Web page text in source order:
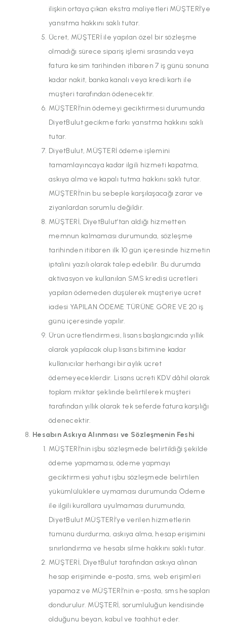
ilişkin ortaya çıkan ekstra maliyetleri MÜŞTERİ’ye
yansıtma hakkını saklı tutar.
Ücret, MÜŞTERİ ile yapılan özel bir sözleşme
olmadığı sürece sipariş işlemi sırasında veya
fatura kesim tarihinden itibaren 7 iş günü sonuna
kadar nakit, banka kanalı veya kredi kartı ile
müşteri tarafından ödenecektir.
MÜŞTERİ’nin ödemeyi geciktirmesi durumunda
DiyetBulut gecikme farkı yansıtma hakkını saklı
tutar.
DiyetBulut, MÜŞTERİ ödeme işlemini
tamamlayıncaya kadar ilgili hizmeti kapatma,
askıya alma ve kapalı tutma hakkını saklı tutar.
MÜŞTERİ’nin bu sebeple karşılaşacağı zarar ve
ziyanlardan sorumlu değildir.
MÜŞTERİ, DiyetBulut’tan aldığı hizmetten
memnun kalmaması durumunda, sözleşme
tarihinden itibaren ilk 10 gün içeresinde hizmetin
iptalini yazılı olarak talep edebilir. Bu durumda
aktivasyon ve kullanılan SMS kredisi ücretleri
yapılan ödemeden düşülerek müşteriye ücret
iadesi YAPILAN ÖDEME TÜRÜNE GÖRE VE 20 iş
günü içeresinde yapılır.
Ürün ücretlendirmesi, lisans başlangıcında yıllık
olarak yapılacak olup lisans bitimine kadar
kullanıcılar herhangi bir aylık ücret
ödemeyeceklerdir. Lisans ücreti KDV dâhil olarak
toplam miktar şeklinde belirtilerek müşteri
tarafından yıllık olarak tek seferde fatura karşılığı
ödenecektir.
Hesabın Askıya Alınması ve Sözleşmenin Feshi
MÜŞTERİ’nin işbu sözleşmede belirtildiği şekilde
ödeme yapmaması, ödeme yapmayı
geciktirmesi yahut işbu sözleşmede belirtilen
yükümlülüklere uymaması durumunda Ödeme
ile ilgili kurallara uyulmaması durumunda,
DiyetBulut MÜŞTERİ’ye verilen hizmetlerin
tümünü durdurma, askıya alma, hesap erişimini
sınırlandırma ve hesabı silme hakkını saklı tutar.
MÜŞTERİ, DiyetBulut tarafından askıya alınan
hesap erişiminde e-posta, sms, web erişimleri
yapamaz ve MÜŞTERİ’nin e-posta, sms hesapları
dondurulur. MÜŞTERİ, sorumluluğun kendisinde
olduğunu beyan, kabul ve taahhüt eder.